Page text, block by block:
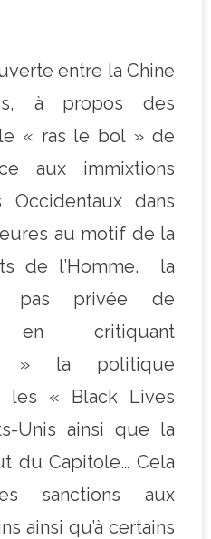
entre la Chine
à propos des
« ras le bol » de
aux immixtions
Occidentaux dans
au motif de la
de l’Homme. la
pas privée de
critiquant
» la politique
les « Black Lives
Unis ainsi que la
du Capitole… Cela
sanctions aux
ainsi qu’à certains